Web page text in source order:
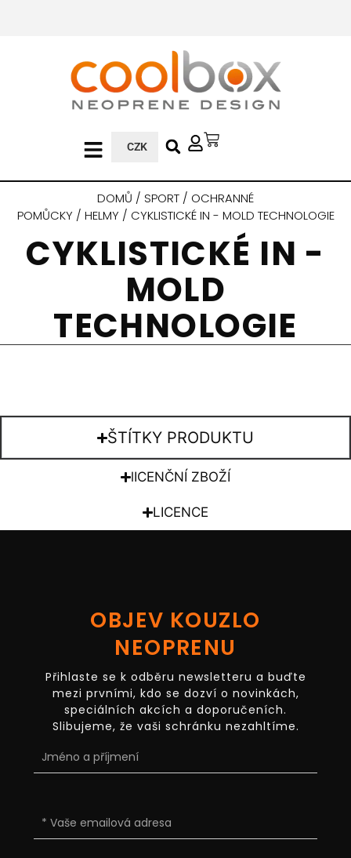
CZK
DOMŮ / SPORT / OCHRANNÉ
POMŮCKY / HELMY / CYKLISTICKÉ IN - MOLD TECHNOLOGIE
CYKLISTICKÉ IN -
MOLD
TECHNOLOGIE
ŠTÍTKY PRODUKTU
lICENČNÍ ZBOŽÍ
LICENCE
OBJEV KOUZLO
NEOPRENU
Přihlaste se k odběru newsletteru a buďte
mezi prvními, kdo se dozví o novinkách,
speciálních akcích a doporučeních.
Slibujeme, že vaši schránku nezahltíme.